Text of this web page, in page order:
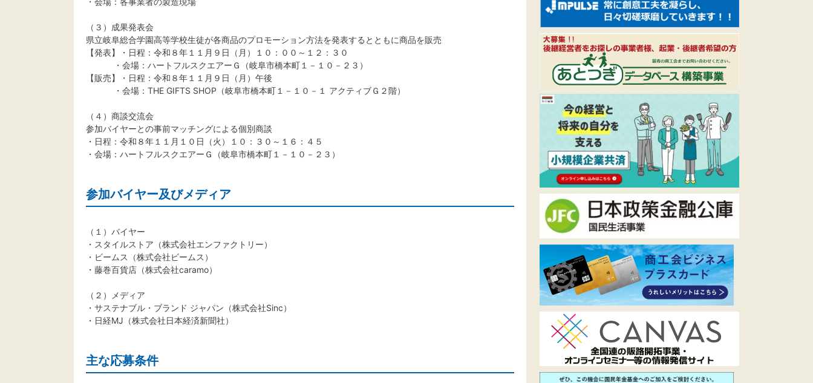
（３）成果発表会
県立岐阜総合学園高等学校生徒が各商品のプロモーション方法を発表するとともに商品を販売
【発表】・日程：令和８年１１月９日（月）１０：００～１２：３０
・会場：ハートフルスクエアーＧ（岐阜市橋本町１－１０－２３）
【販売】・日程：令和８年１１月９日（月）午後
・会場：THE GIFTS SHOP（岐阜市橋本町１－１０－１ アクティブＧ２階）
（４）商談交流会
参加バイヤーとの事前マッチングによる個別商談
・日程：令和８年１１月１０日（火）１０：３０～１６：４５
・会場：ハートフルスクエアーＧ（岐阜市橋本町１－１０－２３）
参加バイヤー及びメディア
（１）バイヤー
・スタイルストア（株式会社エンファクトリー）
・ビームス（株式会社ビームス）
・藤巻百貨店（株式会社caramo）
（２）メディア
・サステナブル・ブランド ジャパン（株式会社Sinc）
・日経MJ（株式会社日本経済新聞社）
主な応募条件